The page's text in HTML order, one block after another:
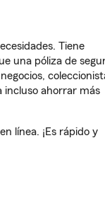
Tiene
una póliza de
incluso ahorrar más
línea. ¡Es rápido y